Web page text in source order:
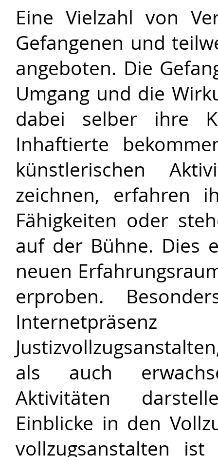
Eine Vielzahl von
Gefangenen und
angeboten. Die
Umgang und die
dabei selber ihre
Inhaftierte
künstlerischen
zeichnen, erfahren
Fähigkeiten oder
auf der Bühne. Dies
neuen
erproben.
als auch
Aktivitäten
Einblicke in den
voll­zugs­an­stalt­en